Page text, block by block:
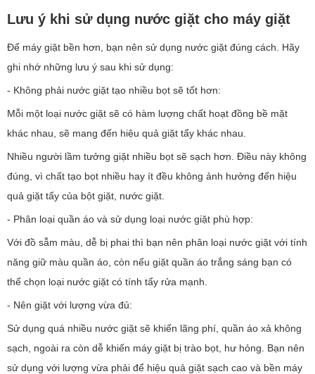
Lưu ý khi sử dụng nước giặt cho máy giặt
Để máy giặt bền hơn, bạn nên sử dụng nước giặt đúng cách. Hãy
ghi nhớ những lưu ý sau khi sử dụng:
- Không phải nước giặt tạo nhiều bọt sẽ tốt hơn:
Mỗi một loại nước giặt sẽ có hàm lượng chất hoạt đồng bề mặt
khác nhau, sẽ mang đến hiệu quả giặt tẩy khác nhau.
Nhiều người lầm tưởng giặt nhiều bọt sẽ sạch hơn. Điều này không
đúng, vì chất tạo bọt nhiều hay ít đều không ảnh hưởng đến hiệu
quả giặt tẩy của bột giặt, nước giặt.
- Phân loại quần áo và sử dụng loại nước giặt phù hợp:
Với đồ sẫm màu, dễ bị phai thì bạn nên phân loại nước giặt với tính
năng giữ màu quần áo, còn nếu giặt quần áo trắng sáng bạn có
thể chọn loại nước giặt có tính tẩy rửa mạnh.
- Nên giặt với lượng vừa đủ:
Sử dụng quá nhiều nước giặt sẽ khiến lãng phí, quần áo xả không
sạch, ngoài ra còn dễ khiến máy giặt bị trào bọt, hư hỏng. Bạn nên
sử dụng với lượng vừa phải để hiệu quả giặt sạch cao và bền máy